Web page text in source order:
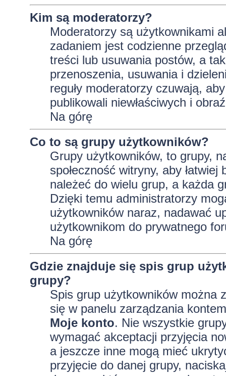
Kim są moderatorzy?
Moderatorzy są użytkownikami
zadaniem jest codzienne
treści lub usuwania postów, a
przenoszenia, usuwania i
reguły moderatorzy czuwają,
publikowali niewłaściwych i
Na górę
Co to są grupy użytkowników?
Grupy użytkowników, to grupy,
społeczność witryny, aby
należeć do wielu grup, a każda
Dzięki temu administratorzy
użytkowników naraz, nadawać
użytkownikom do prywatnego
Na górę
Gdzie znajduje się spis grup
grupy?
Spis grup użytkowników można
się w panelu zarządzania
Moje konto. Nie wszystkie
wymagać akceptacji przyjęcia
a jeszcze inne mogą mieć
przyjęcie do danej grupy,